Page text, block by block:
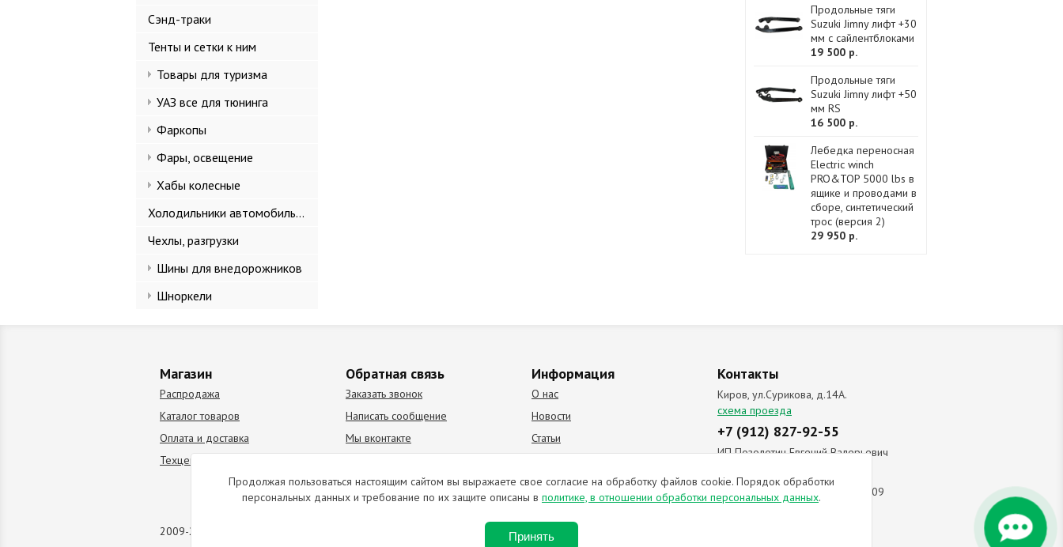
Сэнд-траки
Тенты и сетки к ним
Товары для туризма
УАЗ все для тюнинга
Фаркопы
Фары, освещение
Хабы колесные
Холодильники автомобильные
Чехлы, разгрузки
Шины для внедорожников
Шноркели
Продольные тяги
Suzuki Jimny лифт +30
мм с сайлентблоками
19 500 р.
Продольные тяги
Suzuki Jimny лифт +50
мм RS
16 500 р.
Лебедка переносная
Electric winch
PRO&TOP 5000 lbs в
ящике и проводами в
сборе, синтетический
трос (версия 2)
29 950 р.
Магазин
Распродажа
Каталог товаров
Оплата и доставка
Техцентр
Обратная связь
Заказать звонок
Написать сообщение
Мы вконтакте
Информация
О нас
Новости
Статьи
Контакты
Киров, ул.Сурикова, д.14А.
схема проезда
+7 (912) 827-92-55
ИП Позолотин Евгений Валерьевич
ИНН 434537218055 / ОГРН ИП
309434505600123 от 25.02.2009
2009-2026 © Все права защищены. Копирование материалов запрещено. Отправляя любую форму на сайте, вы соглашаетесь с
Продолжая пользоваться настоящим сайтом вы выражаете свое согласие на обработку файлов cookie. Порядок обработки
персональных данных и требование по их защите описаны в политике, в отношении обработки персональных данных.
Принять